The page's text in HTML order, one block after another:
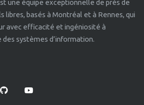
une équipe exceptionnelle de près de
libres, basés à Montréal et à Rennes, qui
avec efficacité et ingéniosité à
systèmes d’information.